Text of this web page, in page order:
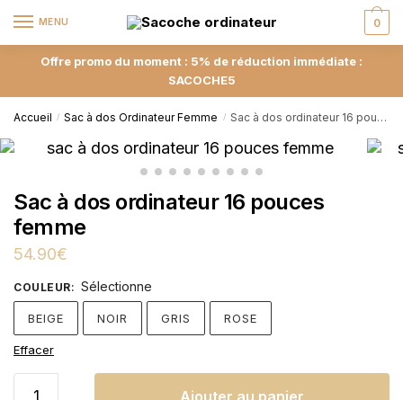
MENU 0
Offre promo du moment : 5% de réduction immédiate :
SACOCHE5
Accueil / Sac à dos Ordinateur Femme / Sac à dos ordinateur 16 pouces femme
Sac à dos ordinateur 16 pouces
femme
54.90€
COULEUR: Sélectionne
BEIGE NOIR GRIS ROSE
Effacer
Ajouter au panier